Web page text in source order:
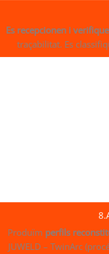
Es recepcionen i
traçabilitat. Es
Produïm perfils
JUWELD – TwinArc